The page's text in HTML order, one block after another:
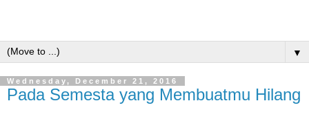
▼
Wednesday, December 21, 2016
Pada Semesta yang Membuatmu Hilang